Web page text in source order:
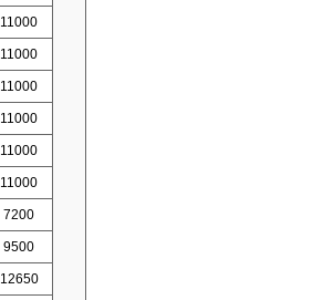
11000
11000
11000
11000
11000
11000
7200
9500
12650